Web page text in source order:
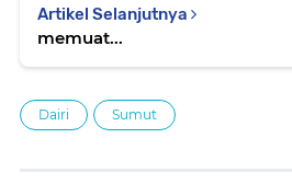
Artikel Selanjutnya
memuat...
Dairi Sumut